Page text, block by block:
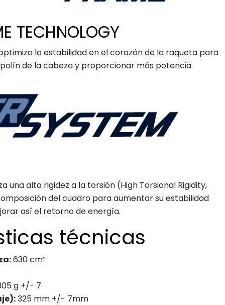
TECHNOLOGY
la estabilidad en el corazón de la raqueta para
de la cabeza y proporcionar más potencia.
una alta rigidez a la torsión (High Torsional Rigidity,
del cuadro para aumentar su estabilidad
así el retorno de energía.
técnicas
630 cm²
g +/- 7
325 mm +/- 7mm